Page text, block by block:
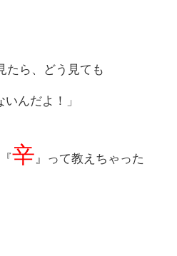
たら、どう見ても
んだよ！」
辛』って教えちゃった